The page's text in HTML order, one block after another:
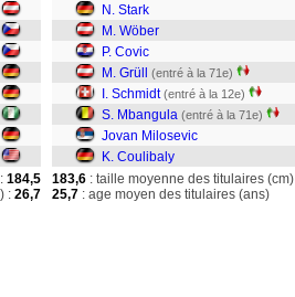
N. Stark
M. Wöber
P. Covic
M. Grüll
(entré à la 71e)
I. Schmidt (entré à la 12e)
S. Mbangula (entré à la 71e)
Jovan Milosevic
K. Coulibaly
184,5
: 26,7
183,6 : taille moyenne des titulaires (cm)
25,7 : age moyen des titulaires (ans)